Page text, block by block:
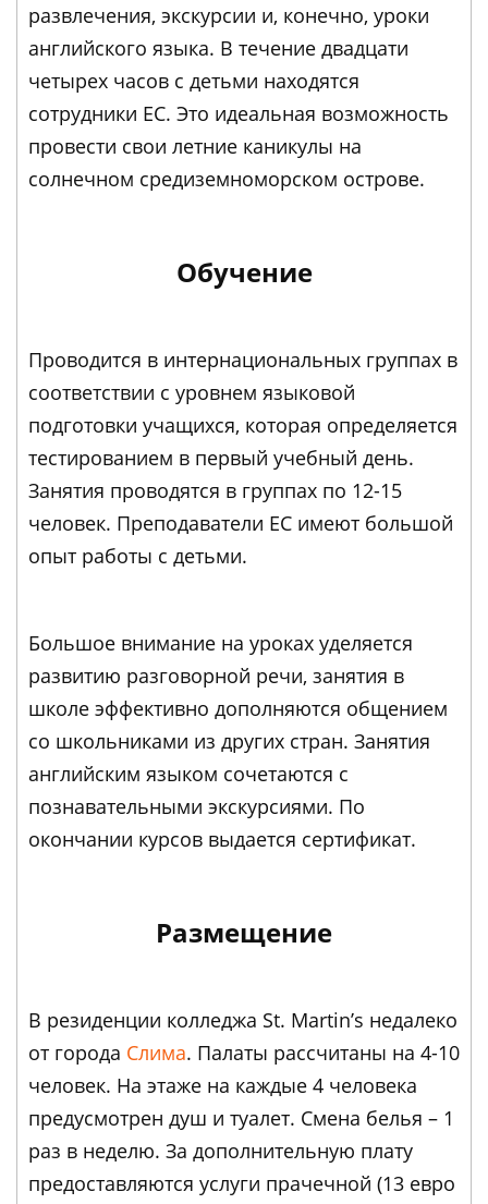
развлечения, экскурсии и, конечно, уроки
английского языка. В течение двадцати
четырех часов с детьми находятся
сотрудники EC. Это идеальная возможность
провести свои летние каникулы на
солнечном средиземноморском острове.
Обучение
Проводится в интернациональных группах в
соответствии с уровнем языковой
подготовки учащихся, которая определяется
тестированием в первый учебный день.
Занятия проводятся в группах по 12-15
человек. Преподаватели EC имеют большой
опыт работы с детьми.
Большое внимание на уроках уделяется
развитию разговорной речи, занятия в
школе эффективно дополняются общением
со школьниками из других стран. Занятия
английским языком сочетаются с
познавательными экскурсиями. По
окончании курсов выдается сертификат.
Размещение
В резиденции колледжа St. Martin’s недалеко
от города Слима. Палаты рассчитаны на 4-10
человек. На этаже на каждые 4 человека
предусмотрен душ и туалет. Смена белья – 1
раз в неделю. За дополнительную плату
предоставляются услуги прачечной (13 евро